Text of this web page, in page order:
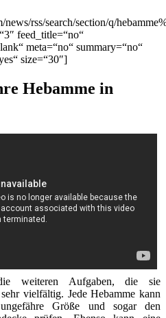
rss/search/section/q/
feed_title=“no“
meta=“no“ summary=“no“
size=“30″]
Hebamme in
weiteren Aufgaben, die sie
vielfältig. Jede Hebamme kann
Größe und sogar den